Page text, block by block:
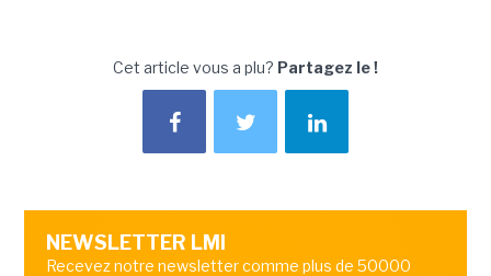
Cet article vous a plu? Partagez le !
NEWSLETTER LMI
Recevez notre newsletter comme plus de 50000